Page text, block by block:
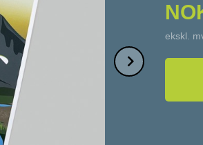
Next
ekskl.